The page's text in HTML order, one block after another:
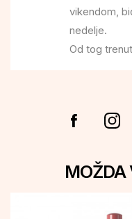
vikendom,
nedelje.
Od tog
MOŽDA